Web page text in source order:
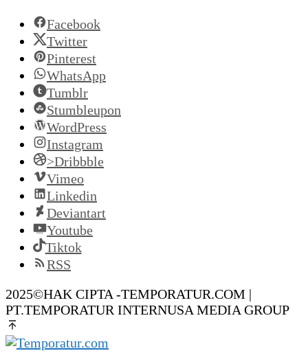
Facebook
Twitter
Pinterest
WhatsApp
Tumblr
Stumbleupon
WordPress
Instagram
>Dribbble
Vimeo
Linkedin
Deviantart
Youtube
Tiktok
RSS
2025©HAK CIPTA -TEMPORATUR.COM |
PT.TEMPORATUR INTERNUSA MEDIA GROUP